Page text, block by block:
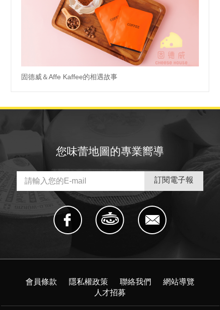
固德威＆Affe Kaffee的相遇故事
您味蕾地圖的專業嚮導
會員條款 隱私權政策 聯絡我們
網站導覽
人才招募